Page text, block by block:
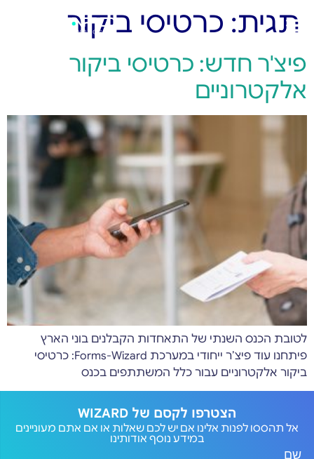
תגית: כרטיסי ביקור
פיצ'ר חדש: כרטיסי ביקור
אלקטרוניים
לטובת הכנס השנתי של התאחדות הקבלנים בוני הארץ
פיתחנו עוד פיצ’ר ייחודי במערכת Forms-Wizard: כרטיסי
ביקור אלקטרוניים עבור כלל המשתתפים בכנס
הצטרפו לקסם של WIZARD
אל תהססו לפנות אלינו אם יש לכם שאלות או אם אתם מעוניינים
במידע נוסף אודותינו
שם